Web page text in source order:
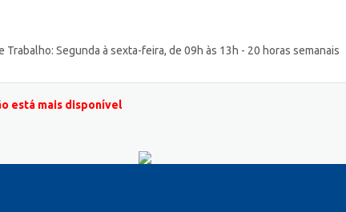
Segunda à sexta-feira, de 09h às 13h - 20 horas semanais
está mais disponível